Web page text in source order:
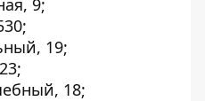
19;
18;